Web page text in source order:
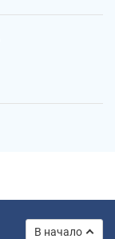
В начало